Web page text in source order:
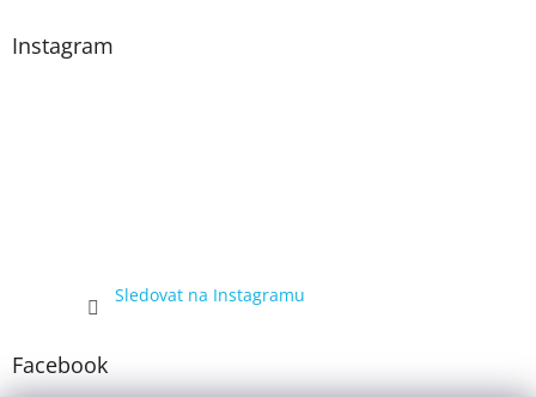
Instagram
Sledovat na Instagramu
Facebook